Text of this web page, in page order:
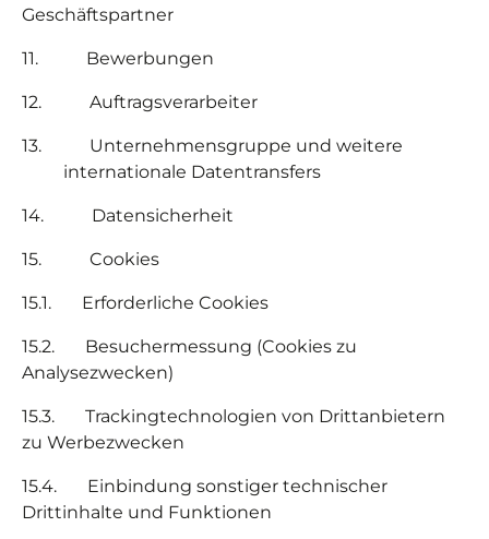
Geschäftspartner
11. Bewerbungen
12. Auftragsverarbeiter
13.
Unternehmensgruppe und weitere
internationale Datentransfers
14. Datensicherheit
15. Cookies
15.1. Erforderliche Cookies
15.2. Besuchermessung (Cookies zu
Analysezwecken)
15.3. Trackingtechnologien von Drittanbietern
zu Werbezwecken
15.4. Einbindung sonstiger technischer
Drittinhalte und Funktionen